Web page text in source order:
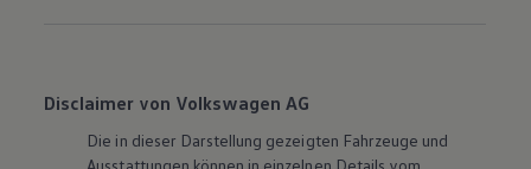
Disclaimer von Volkswagen AG
Die in dieser Darstellung gezeigten Fahrzeuge und